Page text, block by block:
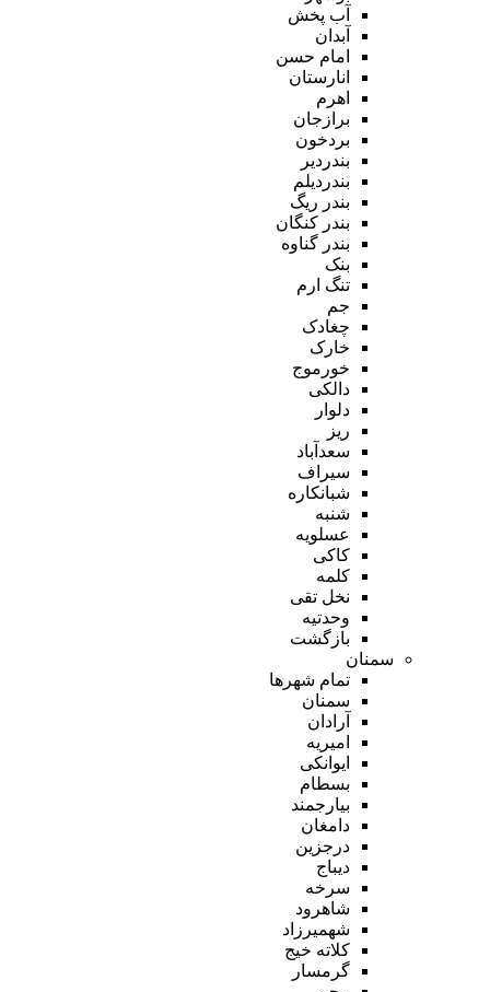
آب پخش
آبدان
امام حسن
انارستان
اهرم
برازجان
بردخون
بندردیر
بندردیلم
بندر ریگ
بندر کنگان
بندر گناوه
بنک
تنگ ارم
جم
چغادک
خارک
خورموج
دالکی
دلوار
ریز
سعدآباد
سیراف
شبانکاره
شنبه
عسلویه
کاکی
کلمه
نخل تقی
وحدتیه
بازگشت
سمنان
تمام شهر‌ها
سمنان
آرادان
امیریه
ایوانکی
بسطام
بیارجمند
دامغان
درجزین
دیباج
سرخه
شاهرود
شهمیرزاد
کلاته خیج
گرمسار